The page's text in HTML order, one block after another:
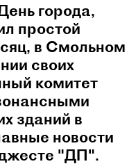
города,
простой
в Смольном
своих
комитет
зданий в
новости
"ДП".